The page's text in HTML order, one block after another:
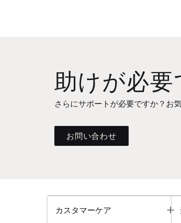
助けが必要
さらにサポートが必要ですか？お
お問い合わせ
カスタマーケア